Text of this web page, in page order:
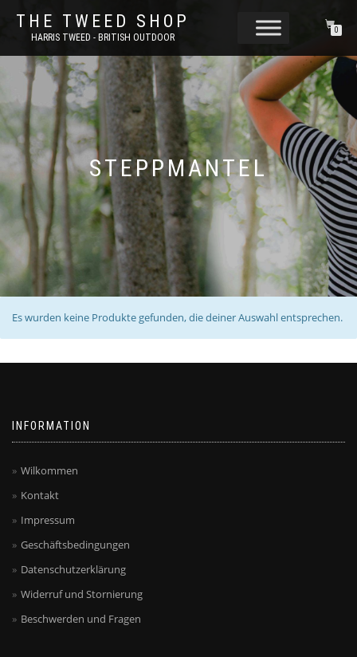
THE TWEED SHOP
HARRIS TWEED - BRITISH OUTDOOR
0
STEPPMANTEL
Es wurden keine Produkte gefunden, die deiner Auswahl entsprechen.
INFORMATION
Wilkommen
Kontakt
Impressum
Geschäftsbedingungen
Datenschutzerklärung
Widerruf und Stornierung
Beschwerden und Fragen